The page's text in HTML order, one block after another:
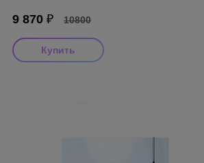
9 870 ₽ 10800